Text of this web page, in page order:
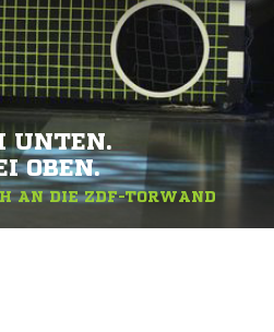
UNTEN.
OBEN.
AN DIE ZDF-TORWAND